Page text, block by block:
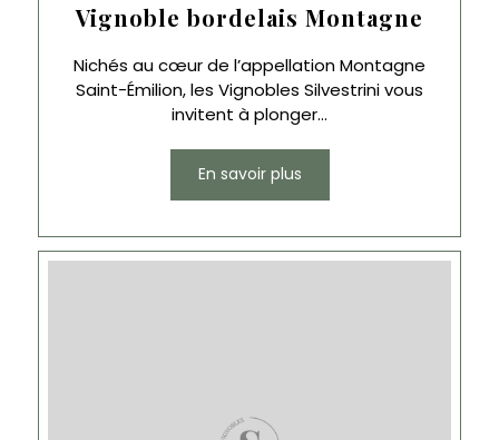
Vignoble bordelais Montagne
Nichés au cœur de l’appellation Montagne
Saint-Émilion, les Vignobles Silvestrini vous
invitent à plonger...
En savoir plus